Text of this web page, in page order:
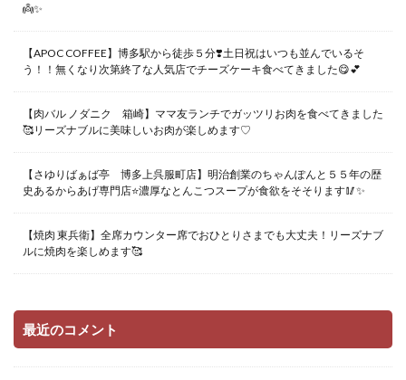
👼✨
【APOC COFFEE】博多駅から徒歩５分❣️土日祝はいつも並んでいるそ
う！！無くなり次第終了な人気店でチーズケーキ食べてきました😋💕
【肉バル ノダニク 箱崎】ママ友ランチでガッツリお肉を食べてきました
🥰リーズナブルに美味しいお肉が楽しめます♡
【さゆりばぁば亭 博多上呉服町店】明治創業のちゃんぽんと５５年の歴
史あるからあげ専門店⭐️濃厚なとんこつスープが食欲をそそります🥢✨
【焼肉 東兵衛】全席カウンター席でおひとりさまでも大丈夫！リーズナブ
ルに焼肉を楽しめます🥰
最近のコメント